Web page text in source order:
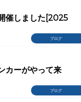
ブログ
催しました[2025
ブログ
カーがやって来